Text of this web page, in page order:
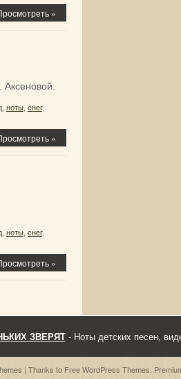
»
ноты снег,
»
ноты снег,
»
ЗВЕРЯТ- Ноты детских песен,
| Thanks to Free WordPress Themes